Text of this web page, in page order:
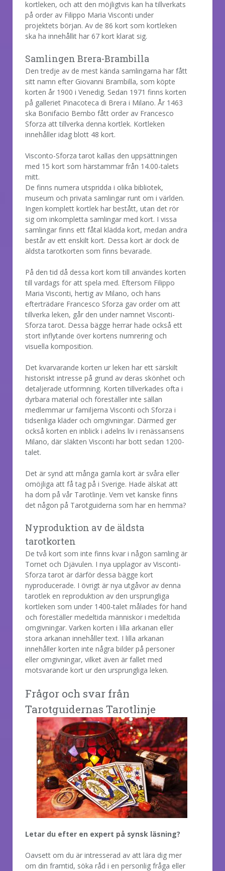
kortleken, och att den möjligtvis kan ha tillverkats
på order av Filippo Maria Visconti under
projektets början. Av de 86 kort som kortleken
ska ha innehållit har 67 kort klarat sig.
Samlingen Brera-Brambilla
Den tredje av de mest kända samlingarna har fått
sitt namn efter Giovanni Brambilla, som köpte
korten år 1900 i Venedig. Sedan 1971 finns korten
på galleriet Pinacoteca di Brera i Milano. År 1463
ska Bonifacio Bembo fått order av Francesco
Sforza att tillverka denna kortlek. Kortleken
innehåller idag blott 48 kort.
Visconto-Sforza tarot kallas den uppsättningen
med 15 kort som härstammar från 14.00-talets
mitt.
De finns numera utspridda i olika bibliotek,
museum och privata samlingar runt om i världen.
Ingen komplett kortlek har bestått, utan det rör
sig om inkompletta samlingar med kort. I vissa
samlingar finns ett fåtal klädda kort, medan andra
består av ett enskilt kort. Dessa kort är dock de
äldsta tarotkorten som finns bevarade.
På den tid då dessa kort kom till användes korten
till vardags för att spela med. Eftersom Filippo
Maria Visconti, hertig av Milano, och hans
efterträdare Francesco Sforza gav order om att
tillverka leken, går den under namnet Visconti-
Sforza tarot. Dessa bägge herrar hade också ett
stort inflytande över kortens numrering och
visuella komposition.
Det kvarvarande korten ur leken har ett särskilt
historiskt intresse på grund av deras skönhet och
detaljerade utformning. Korten tillverkades ofta i
dyrbara material och föreställer inte sällan
medlemmar ur familjerna Visconti och Sforza i
tidsenliga kläder och omgivningar. Därmed ger
också korten en inblick i adelns liv i renässansens
Milano, där släkten Visconti har bott sedan 1200-
talet.
Det är synd att många gamla kort är svåra eller
omöjliga att få tag på i Sverige. Hade älskat att
ha dom på vår Tarotlinje. Vem vet kanske finns
det någon på Tarotguiderna som har en hemma?
Nyproduktion av de äldsta
tarotkorten
De två kort som inte finns kvar i någon samling är
Tornet och Djävulen. I nya upplagor av Visconti-
Sforza tarot är därför dessa bägge kort
nyproducerade. I övrigt är nya utgåvor av denna
tarotlek en reproduktion av den ursprungliga
kortleken som under 1400-talet målades för hand
och föreställer medeltida människor i medeltida
omgivningar. Varken korten i lilla arkanan eller
stora arkanan innehåller text. I lilla arkanan
innehåller korten inte några bilder på personer
eller omgivningar, vilket även är fallet med
motsvarande kort ur den ursprungliga leken.
Frågor och svar från
Tarotguidernas Tarotlinje
Letar du efter en expert på synsk läsning?
Oavsett om du är intresserad av att lära dig mer
om din framtid, söka råd i en personlig fråga eller